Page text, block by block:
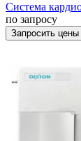
Система
по запросу
Запросить цены